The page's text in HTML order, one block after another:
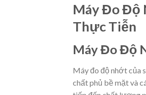
Máy Đo Độ
Thực Tiễn
Máy Đo Độ
Máy đo độ nhớt của
chất phủ bề mặt và